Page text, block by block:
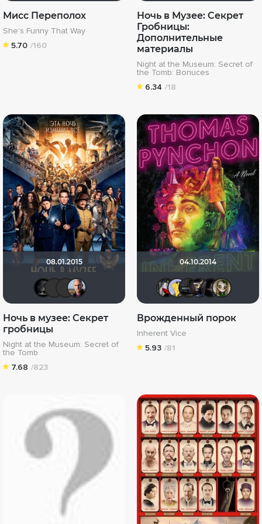
Мисс Переполох
She's Funny That Way
5.70 /160
Ночь в Музее: Секрет
Гробницы:
Дополнительные
материалы
Night at the Museum: Secret of
the Tomb: Bonuces
6.34 /18
08.01.2015
icrimsonlioni
Arsenito
Ночь в музее: Секрет
гробницы
Night at the Museum: Secret of
the Tomb
7.68 /823
04.10.2014
Мышь
Mr
Врожденный порок
Inherent Vice
5.93 /81